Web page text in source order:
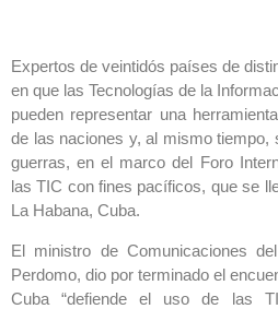
Expertos de veintidós países de
en que las Tecnologías de la
pueden representar una
de las naciones y, al mismo tiempo,
guerras, en el marco del Foro
las TIC con fines pacíficos, que se
La Habana, Cuba.
El ministro de Comunicaciones
Perdomo, dio por terminado el
Cuba “defiende el uso de las